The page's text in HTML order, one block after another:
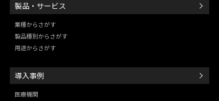
製品・サービス
業種からさがす
製品種別からさがす
用途からさがす
導入事例
医療機関